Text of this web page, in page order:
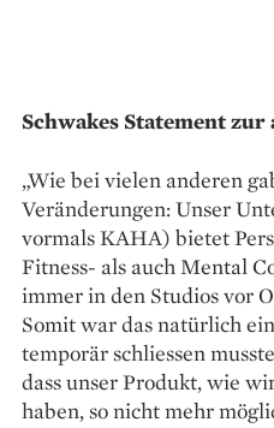
Schwakes Statement
„Wie bei vielen anderen
Veränderungen: Unser
vormals KAHA) bietet
Fitness- als auch Mental
immer in den Studios vor
Somit war das natürlich
temporär schliessen
dass unser Produkt, wie
haben, so nicht mehr